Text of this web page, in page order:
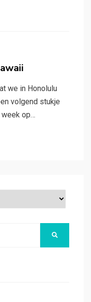
we in Honolulu
volgend stukje
week op…